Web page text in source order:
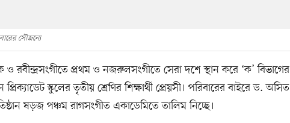
সৌজন্যে
রবীন্দ্রসংগীতে প্রথম ও নজরুলসংগীতে সেরা দশে স্থান করে ‘ক’ বিভাগের
প্রিক্যাডেট স্কুলের তৃতীয় শ্রেণির শিক্ষার্থী প্রেয়সী। পরিবারের বাইরে ড. অসিত
ষড়জ পঞ্চম রাগসংগীত একাডেমিতে তালিম নিচ্ছে।